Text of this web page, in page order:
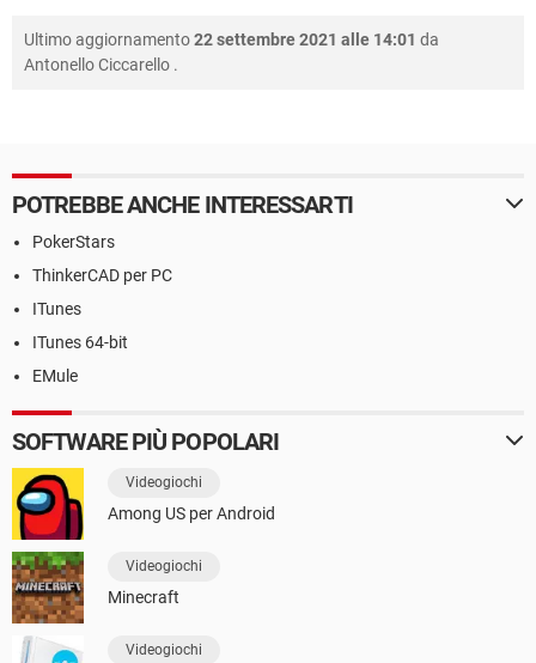
Ultimo aggiornamento22 settembre 2021 alle 14:01 da
Antonello Ciccarello .
POTREBBE ANCHE INTERESSARTI
PokerStars
ThinkerCAD per PC
ITunes
ITunes 64-bit
EMule
SOFTWARE PIÙ POPOLARI
Videogiochi
Among US per Android
Videogiochi
Minecraft
Videogiochi